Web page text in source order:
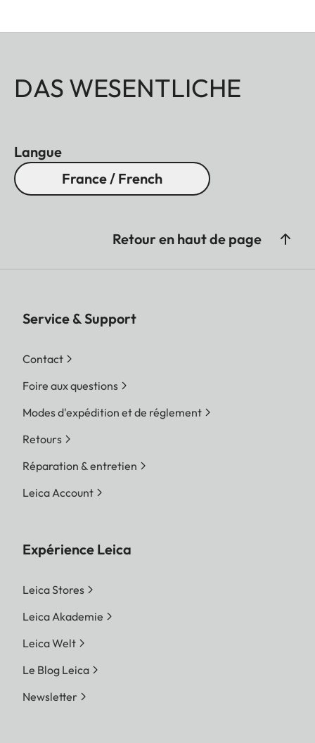
DAS WESENTLICHE
Langue
France / French
Retour en haut de page
Service & Support
Contact
Foire aux questions
Modes d'expédition et de réglement
Retours
Réparation & entretien
Leica Account
Expérience Leica
Leica Stores
Leica Akademie
Leica Welt
Le Blog Leica
Newsletter